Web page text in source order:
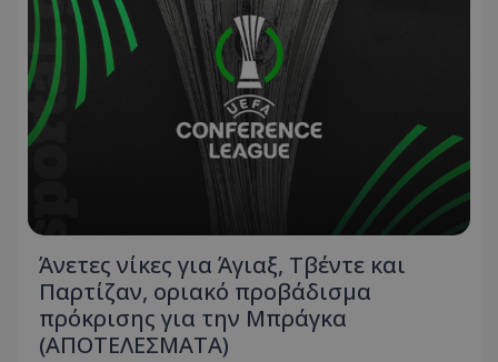
Άνετες νίκες για Άγιαξ, Τβέντε και
Παρτίζαν, οριακό προβάδισμα
πρόκρισης για την Μπράγκα
(ΑΠΟΤΕΛΕΣΜΑΤΑ)